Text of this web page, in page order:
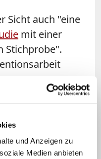
und Anzeigen zu
Medien anbieten
Sicht auch "eine
mit einer
Stichprobe".
bleibe diese "im
als
werden, um
Reformen zu